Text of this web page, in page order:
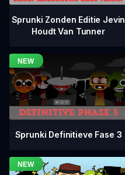
Sprunki Zonden Editie Jevin
Houdt Van Tunner
Sprunki Definitieve Fase 3